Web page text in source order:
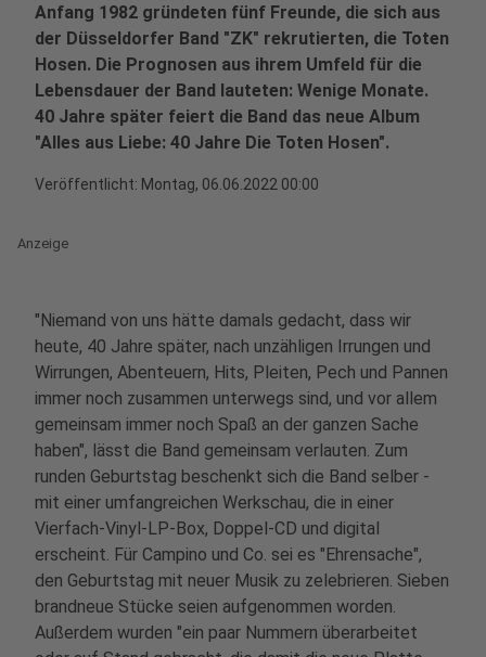
Anfang 1982 gründeten fünf Freunde, die sich aus
der Düsseldorfer Band "ZK" rekrutierten, die Toten
Hosen. Die Prognosen aus ihrem Umfeld für die
Lebensdauer der Band lauteten: Wenige Monate.
40 Jahre später feiert die Band das neue Album
"Alles aus Liebe: 40 Jahre Die Toten Hosen".
Veröffentlicht: Montag, 06.06.2022 00:00
Anzeige
"Niemand von uns hätte damals gedacht, dass wir
heute, 40 Jahre später, nach unzähligen Irrungen und
Wirrungen, Abenteuern, Hits, Pleiten, Pech und Pannen
immer noch zusammen unterwegs sind, und vor allem
gemeinsam immer noch Spaß an der ganzen Sache
haben", lässt die Band gemeinsam verlauten. Zum
runden Geburtstag beschenkt sich die Band selber -
mit einer umfangreichen Werkschau, die in einer
Vierfach-Vinyl-LP-Box, Doppel-CD und digital
erscheint. Für Campino und Co. sei es "Ehrensache",
den Geburtstag mit neuer Musik zu zelebrieren. Sieben
brandneue Stücke seien aufgenommen worden.
Außerdem wurden "ein paar Nummern überarbeitet